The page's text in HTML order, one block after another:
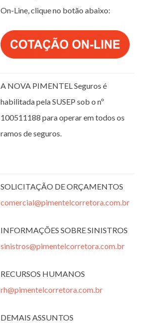
On-Line, clique no botão abaixo:
A NOVA PIMENTEL Seguros é
habilitada pela SUSEP sob o nº
100511188 para operar em todos os
ramos de seguros.
SOLICITAÇÃO DE ORÇAMENTOS
comercial@pimentelcorretora.com.br
INFORMAÇÕES SOBRE SINISTROS
sinistros@pimentelcorretora.com.br
RECURSOS HUMANOS
rh@pimentelcorretora.com.br
DEMAIS ASSUNTOS